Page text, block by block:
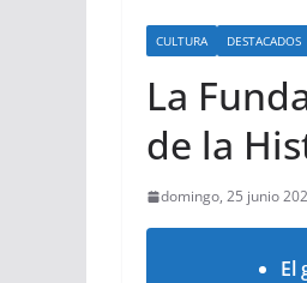
CULTURA DESTACADOS
La
de la
domingo, 25 junio
El